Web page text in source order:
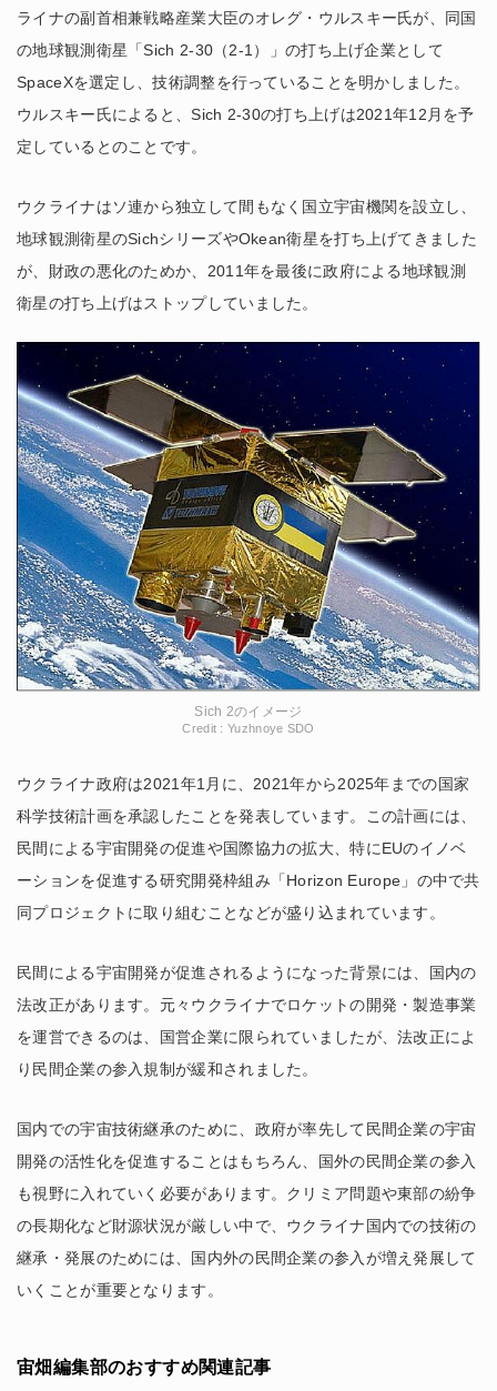
ライナの副首相兼戦略産業大臣のオレグ・ウルスキー氏が、同国
の地球観測衛星「Sich 2-30（2-1）」の打ち上げ企業として
SpaceXを選定し、技術調整を行っていることを明かしました。
ウルスキー氏によると、Sich 2-30の打ち上げは2021年12月を予
定しているとのことです。
ウクライナはソ連から独立して間もなく国立宇宙機関を設立し、
地球観測衛星のSichシリーズやOkean衛星を打ち上げてきました
が、財政の悪化のためか、2011年を最後に政府による地球観測
衛星の打ち上げはストップしていました。
Sich 2のイメージ
Credit : Yuzhnoye SDO
ウクライナ政府は2021年1月に、2021年から2025年までの国家
科学技術計画を承認したことを発表しています。この計画には、
民間による宇宙開発の促進や国際協力の拡大、特にEUのイノベ
ーションを促進する研究開発枠組み「Horizon Europe」の中で共
同プロジェクトに取り組むことなどが盛り込まれています。
民間による宇宙開発が促進されるようになった背景には、国内の
法改正があります。元々ウクライナでロケットの開発・製造事業
を運営できるのは、国営企業に限られていましたが、法改正によ
り民間企業の参入規制が緩和されました。
国内での宇宙技術継承のために、政府が率先して民間企業の宇宙
開発の活性化を促進することはもちろん、国外の民間企業の参入
も視野に入れていく必要があります。クリミア問題や東部の紛争
の長期化など財源状況が厳しい中で、ウクライナ国内での技術の
継承・発展のためには、国内外の民間企業の参入が増え発展して
いくことが重要となります。
宙畑編集部のおすすめ関連記事